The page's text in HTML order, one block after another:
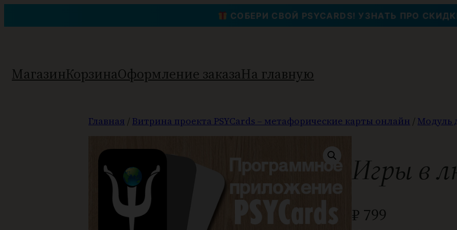
СОБЕРИ СВОЙ PSYCARDS! УЗНАТЬ ПРО
МагазинКорзинаОформление заказаНа главную
Главная / Витрина проекта PSYCards – метафорические карты онлайн / Модуль
Игры в
₽ 799